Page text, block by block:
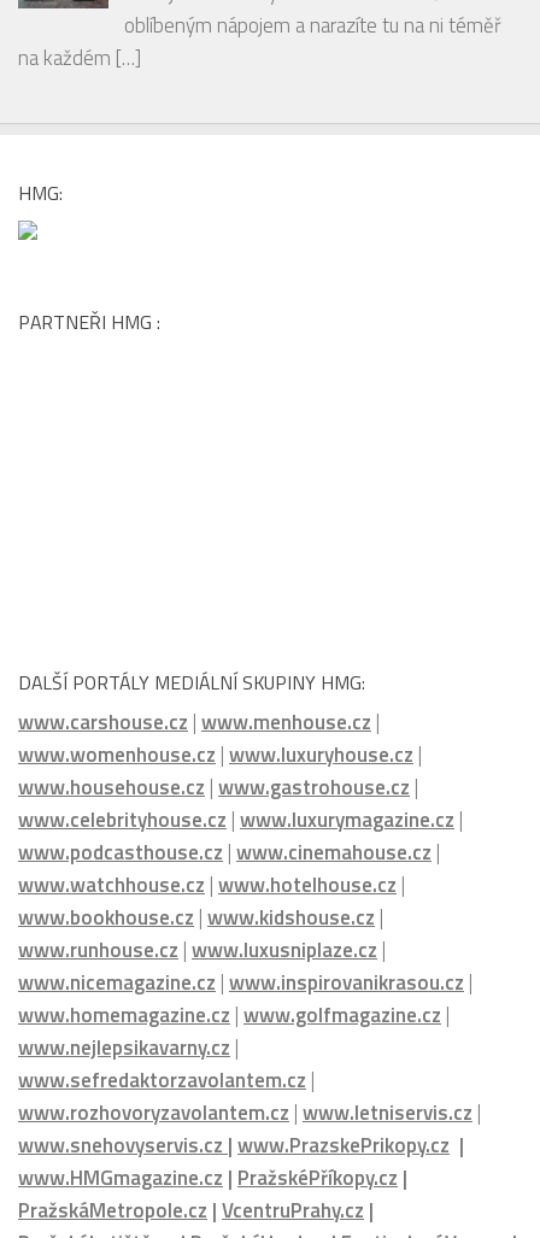
České pražírny: Lázeňská káva s vůní
HMG:
DALŠÍ PORTÁLY MEDIÁLNÍ SKUPINY HMG:
www.carshouse.cz|www.menhouse.cz|
www.womenhouse.cz|www.luxuryhouse.cz|
www.househouse.cz|www.gastrohouse.cz
www.celebrityhouse.cz|www.luxurymagazine.cz
www.podcasthouse.cz|www.cinemahouse.cz
www.watchhouse.cz|www.hotelhouse.cz|
www.bookhouse.cz|www.kidshouse.cz|
www.runhouse.cz|www.luxusniplaze.cz
www.nicemagazine.cz|www.inspirovanikrasou.cz
www.homemagazine.cz|www.golfmagazine.cz|
www.nejlepsikavarny.cz|
www.sefredaktorzavolantem.cz|
www.rozhovoryzavolantem.cz|www.letniservis.cz